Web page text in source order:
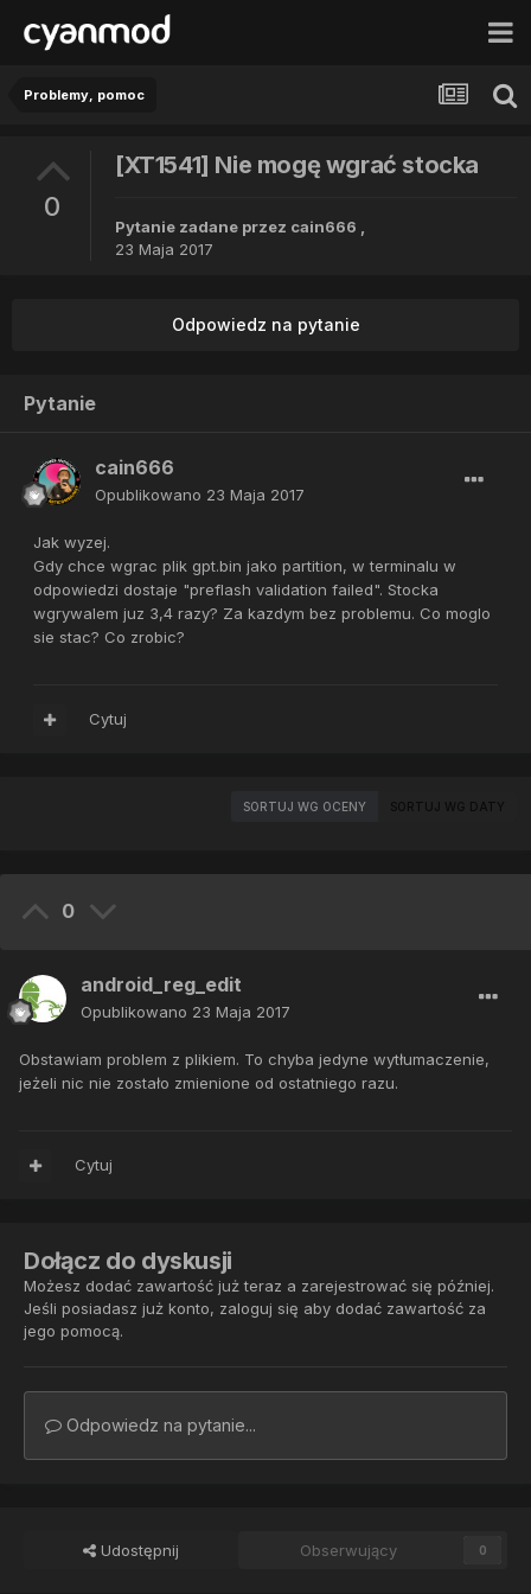
Problemy, pomoc
0
[XT1541] Nie mogę wgrać stocka
Pytanie zadane przez cain666 ,
23 Maja 2017
Odpowiedz na pytanie
Pytanie
cain666
Opublikowano 23 Maja 2017
Jak wyzej.
Gdy chce wgrac plik gpt.bin jako partition, w terminalu w
odpowiedzi dostaje "preflash validation failed". Stocka
wgrywalem juz 3,4 razy? Za kazdym bez problemu. Co moglo
sie stac? Co zrobic?
Cytuj
SORTUJ WG OCENY SORTUJ WG DATY
0
android_reg_edit
Opublikowano 23 Maja 2017
Obstawiam problem z plikiem. To chyba jedyne wytłumaczenie,
jeżeli nic nie zostało zmienione od ostatniego razu.
Cytuj
Dołącz do dyskusji
Możesz dodać zawartość już teraz a zarejestrować się później.
Jeśli posiadasz już konto, zaloguj się aby dodać zawartość za
jego pomocą.
Odpowiedz na pytanie...
Udostępnij Obserwujący 0